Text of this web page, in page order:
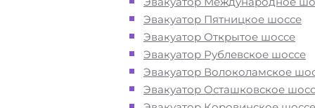
Эвакуатор Пятницкое шоссе
Эвакуатор Открытое шоссе
Эвакуатор Рублевское шоссе
Эвакуатор Волоколамское
Эвакуатор Осташковское
Круглосуточная поддержка -
службы эвакуации в Обухово
осуществляется 24 часа в сутки
Закажите услугу "эвакуатор